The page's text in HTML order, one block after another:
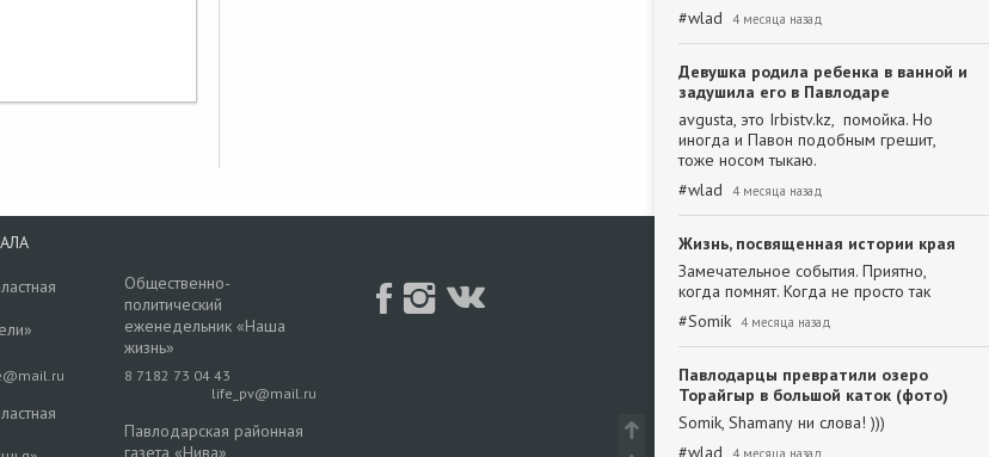
#wlad 4 месяца назад
Девушка родила ребенка в ванной и
задушила его в Павлодаре
avgusta, это Irbistv.kz, помойка. Но
иногда и Павон подобным грешит,
тоже носом тыкаю.
#wlad 4 месяца назад
Жизнь, посвященная истории края
Замечательное события. Приятно,
когда помнят. Когда не просто так
#Somik 4 месяца назад
Павлодарцы превратили озеро
Торайгыр в большой каток (фото)
Somik, Shamanу ни слова! )))
#wlad 4 месяца назад
Общественно-
политический
еженедельник «Наша
жизнь»
8 7182 73 04 43
life_pv@mail.ru
Павлодарская районная
газета «Нива»